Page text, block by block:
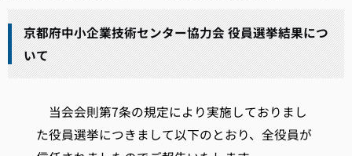
京都府中小企業技術センター協力会 役員選挙結果につ
いて
当会会則第7条の規定により実施しておりまし
た役員選挙につきまして以下のとおり、全役員が